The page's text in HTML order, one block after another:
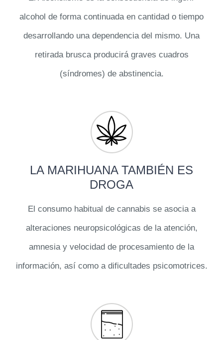
alcohol de forma continuada en cantidad o tiempo
desarrollando una dependencia del mismo. Una
retirada brusca producirá graves cuadros
(síndromes) de abstinencia.
LA MARIHUANA TAMBIÉN ES
DROGA
El consumo habitual de cannabis se asocia a
alteraciones neuropsicológicas de la atención,
amnesia y velocidad de procesamiento de la
información, así como a dificultades psicomotrices.